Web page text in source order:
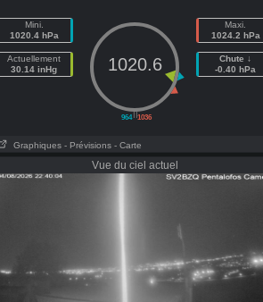
Mini.
1020.4 hPa
Actuellement
30.14 inHg
||
964 1036
1020.6
Maxi.
1024.2 hPa
Chute ↓
-0.40 hPa
Graphiques - Prévisions - Carte
Vue du ciel actuel